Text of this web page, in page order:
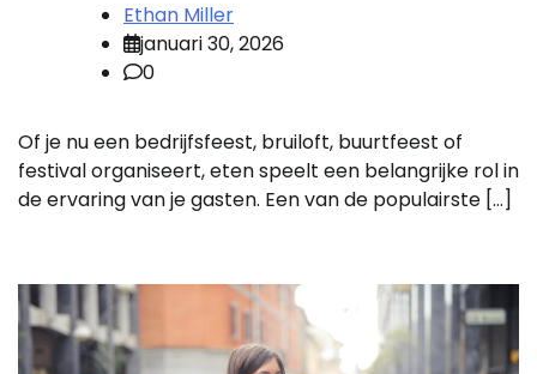
Ethan Miller
januari 30, 2026
0
Of je nu een bedrijfsfeest, bruiloft, buurtfeest of
festival organiseert, eten speelt een belangrijke rol in
de ervaring van je gasten. Een van de populairste […]